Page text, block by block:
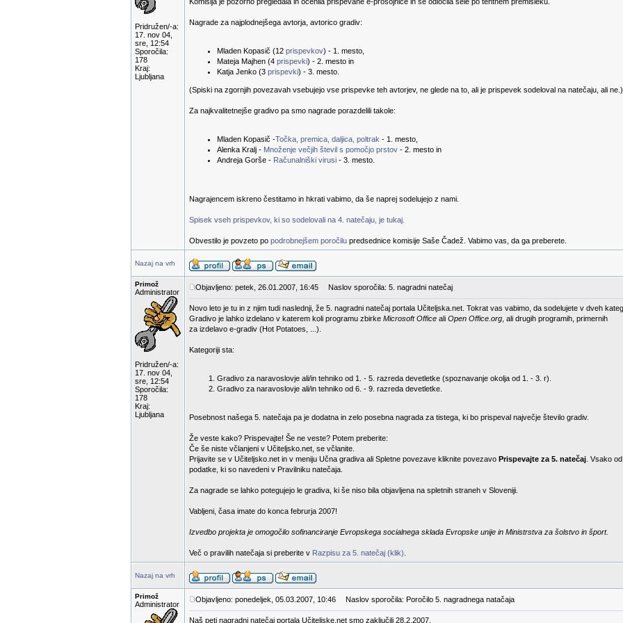
Pridružen/-a:
17. nov 04,
sre, 12:54
Sporočila:
178
Kraj:
Ljubljana
Nagrade za najplodnejšega avtorja, avtorico gradiv:
Mladen Kopasič (12 prispevkov) - 1. mesto,
Mateja Majhen (4 prispevki) - 2. mesto in
Katja Jenko (3 prispevki) - 3. mesto.
(Spiski na zgornjih povezavah vsebujejo vse prispevke teh avtorjev, ne glede na to, ali je prispevek sodeloval na natečaju, ali ne.)
Za najkvalitetnejše gradivo pa smo nagrade porazdelili takole:
Mladen Kopasič -Točka, premica, daljica, poltrak - 1. mesto,
Alenka Kralj - Množenje večjih števil s pomočjo prstov - 2. mesto in
Andreja Gorše - Računalniški virusi - 3. mesto.
Nagrajencem iskreno čestitamo in hkrati vabimo, da še naprej sodelujejo z nami.
Spisek vseh prispevkov, ki so sodelovali na 4. natečaju, je tukaj.
Obvestilo je povzeto po podrobnejšem poročilu predsednice komisije Saše Čadež. Vabimo vas, da ga preberete.
Nazaj na vrh
Primož
Administrator
Pridružen/-a:
17. nov 04,
sre, 12:54
Sporočila:
178
Kraj:
Ljubljana
Objavljeno: petek, 26.01.2007, 16:45 Naslov sporočila: 5. nagradni natečaj
Novo leto je tu in z njim tudi naslednji, že 5. nagradni natečaj portala Učiteljska.net. Tokrat vas vabimo, da sodelujete v dveh
Gradivo je lahko izdelano v katerem koli programu zbirke Microsoft Office ali Open Office.org , ali drugih programih, primernih
za izdelavo e-gradiv (Hot Potatoes, ...).
Kategoriji sta:
Gradivo za naravoslovje ali/in tehniko od 1. - 5. razreda devetletke (spoznavanje okolja od 1. - 3. r).
Gradivo za naravoslovje ali/in tehniko od 6. - 9. razreda devetletke.
Posebnost našega 5. natečaja pa je dodatna in zelo posebna nagrada za tistega, ki bo prispeval največje število gradiv.
Že veste kako? Prispevajte! Še ne veste? Potem preberite:
Če še niste včlanjeni v Učiteljsko.net, se včlanite.
Prijavite se v Učiteljsko.net in v meniju Učna gradiva ali Spletne povezave kliknite povezavo Prispevajte za 5. natečaj . Vsako
podatke, ki so navedeni v Pravilniku natečaja.
Za nagrade se lahko potegujejo le gradiva, ki še niso bila objavljena na spletnih straneh v Sloveniji.
Vabljeni, časa imate do konca februrja 2007!
Izvedbo projekta je omogočilo sofinanciranje Evropskega socialnega sklada Evropske unije in Ministrstva za šolstvo in šport.
Več o pravilih natečaja si preberite v Razpisu za 5. natečaj (klik)
Nazaj na vrh
Primož
Administrator
Objavljeno: ponedeljek, 05.03.2007, 10:46 Naslov sporočila: Poročilo 5. nagradnega natačaja
Naš peti nagradni natečaj portala Učiteljske.net smo zaključili 28.2.2007.